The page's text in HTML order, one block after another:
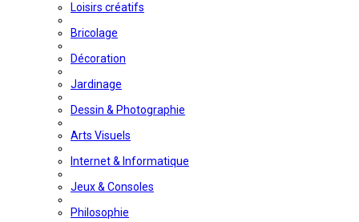
Loisirs créatifs
Bricolage
Décoration
Jardinage
Dessin & Photographie
Arts Visuels
Internet & Informatique
Jeux & Consoles
Philosophie